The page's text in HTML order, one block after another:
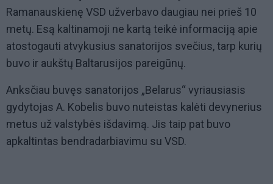
Ramanauskienę VSD užverbavo daugiau nei prieš 10
metų. Esą kaltinamoji ne kartą teikė informaciją apie
atostogauti atvykusius sanatorijos svečius, tarp kurių
buvo ir aukštų Baltarusijos pareigūnų.
Anksčiau buvęs sanatorijos „Belarus“ vyriausiasis
gydytojas A. Kobelis buvo nuteistas kalėti devynerius
metus už valstybės išdavimą. Jis taip pat buvo
apkaltintas bendradarbiavimu su VSD.